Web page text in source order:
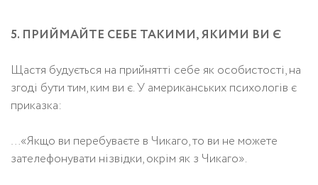
5. ПРИЙМАЙТЕ СЕБЕ ТАКИМИ, ЯКИМИ ВИ Є
Щастя будується на прийнятті себе як особистості, на
згоді бути тим, ким ви є. У американських психологів є
приказка:
…«Якщо ви перебуваєте в Чикаго, то ви не можете
зателефонувати нізвідки, окрім як з Чикаго».